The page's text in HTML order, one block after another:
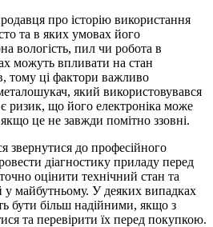
про історію використання
та в яких умовах його
вологість, пил чи робота в
можуть впливати на стан
тому ці фактори важливо
який використовувався
ризик, що його електроніка може
це не завжди помітно ззовні.
звернутися до професійного
діагностику приладу перед
оцінити технічний стан та
майбутньому. У деяких випадках
бути більш надійними, якщо з
та перевірити їх перед покупкою.